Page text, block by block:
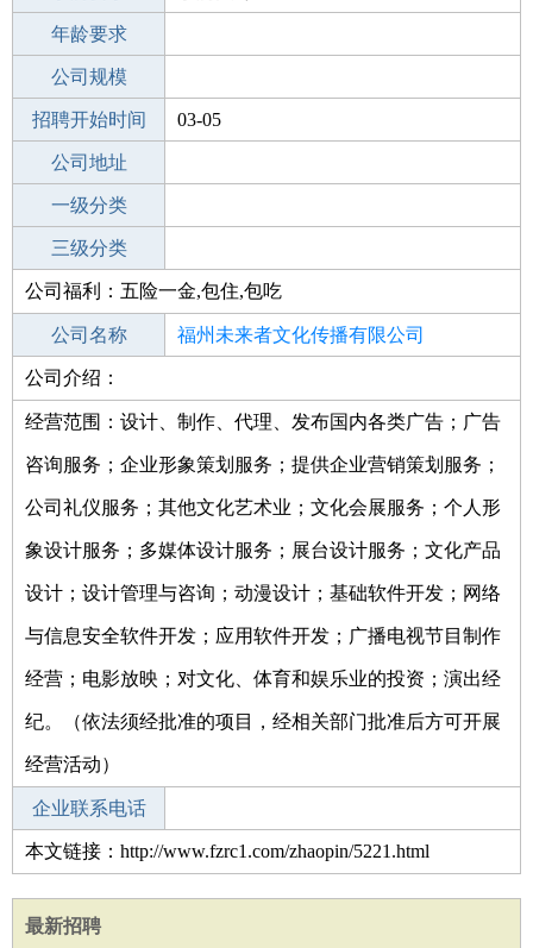
工作经验
年龄要求
工作地点
公司规模
公司电话
招聘开始时间 03-05
招聘结束时间
公司地址
一级分类
二级分类
三级分类
其他行业 有限责任公司
公司福利：五险一金,包住,包吃
公司名称 福州未来者文化传播有限公司
公司类型
公司介绍：
经营范围：设计、制作、代理、发布国内各类广告；广告
咨询服务；企业形象策划服务；提供企业营销策划服务；
公司礼仪服务；其他文化艺术业；文化会展服务；个人形
象设计服务；多媒体设计服务；展台设计服务；文化产品
设计；设计管理与咨询；动漫设计；基础软件开发；网络
与信息安全软件开发；应用软件开发；广播电视节目制作
经营；电影放映；对文化、体育和娱乐业的投资；演出经
纪。（依法须经批准的项目，经相关部门批准后方可开展
经营活动）
企业联系电话
本文链接：http://www.fzrc1.com/zhaopin/5221.html
最新招聘